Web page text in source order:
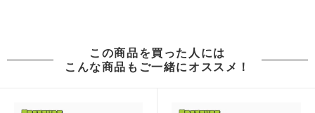
この商品を買った人には
こんな商品もご一緒にオススメ！